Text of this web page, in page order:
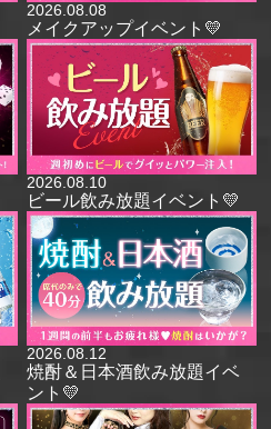
2026.08.08
メイクアップイベント💛
2026.08.10
ビール飲み放題イベント💛
2026.08.12
焼酎＆日本酒飲み放題イベ
ント💛